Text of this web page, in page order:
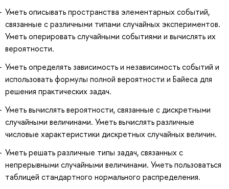
Уметь описывать пространства элементарных событий,
связанные с различными типами случайных экспериментов.
Уметь оперировать случайными событиями и вычислять их
вероятности.
Уметь определять зависимость и независимость событий и
использовать формулы полной вероятности и Байеса для
решения практических задач.
Уметь вычислять вероятности, связанные с дискретными
случайными величинами. Уметь вычислять различные
числовые характеристики дискретных случайных величин.
Уметь решать различные типы задач, связанных с
непрерывными случайными величинами. Уметь пользоваться
таблицей стандартного нормального распределения.